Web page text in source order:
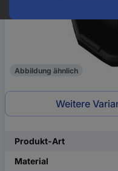
Abbildung ähnlich
Weitere
Produkt-Art
Material